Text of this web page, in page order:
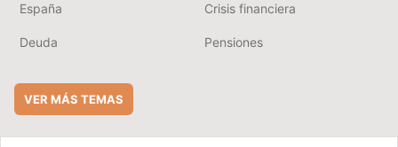
España Crisis financiera
Deuda Pensiones
VER MÁS TEMAS